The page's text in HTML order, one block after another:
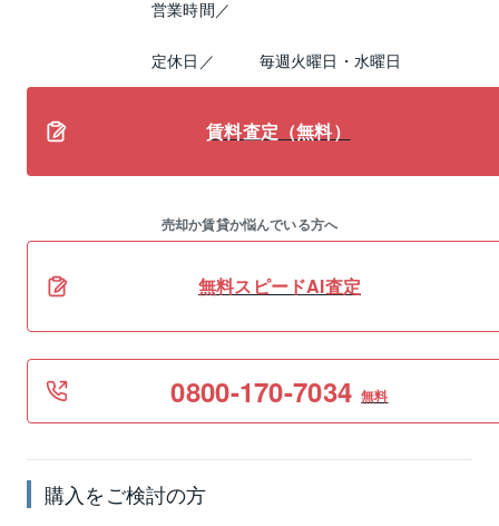
営業時間／
定休日／ 毎週火曜日・水曜日
賃料査定（無料）
売却か賃貸か悩んでいる方へ
無料スピードAI査定
0800-170-7034 無料
購入をご検討の方